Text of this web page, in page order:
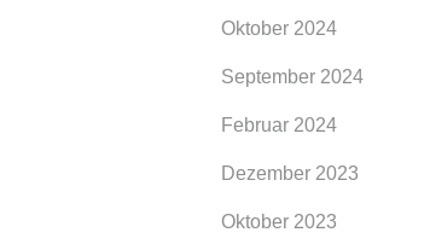
Oktober 2024
September 2024
Februar 2024
Dezember 2023
Oktober 2023